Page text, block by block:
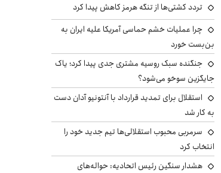
تردد کشتی‌ها از تنگه هرمز کاهش پیدا کرد
چرا عملیات خشم حماسی آمریکا علیه ایران به
بن‌بست خورد
جنگنده سبک روسیه مشتری جدی پیدا کرد؛ یاک
جایگزین سوخو می‌شود؟
استقلال برای تمدید قرارداد با آنتونیو آدان دست
به کار شد
سرمربی محبوب استقلالی‌ها تیم جدید خود را
انتخاب کرد
هشدار سنگین رئیس اتحادیه: حواله‌های